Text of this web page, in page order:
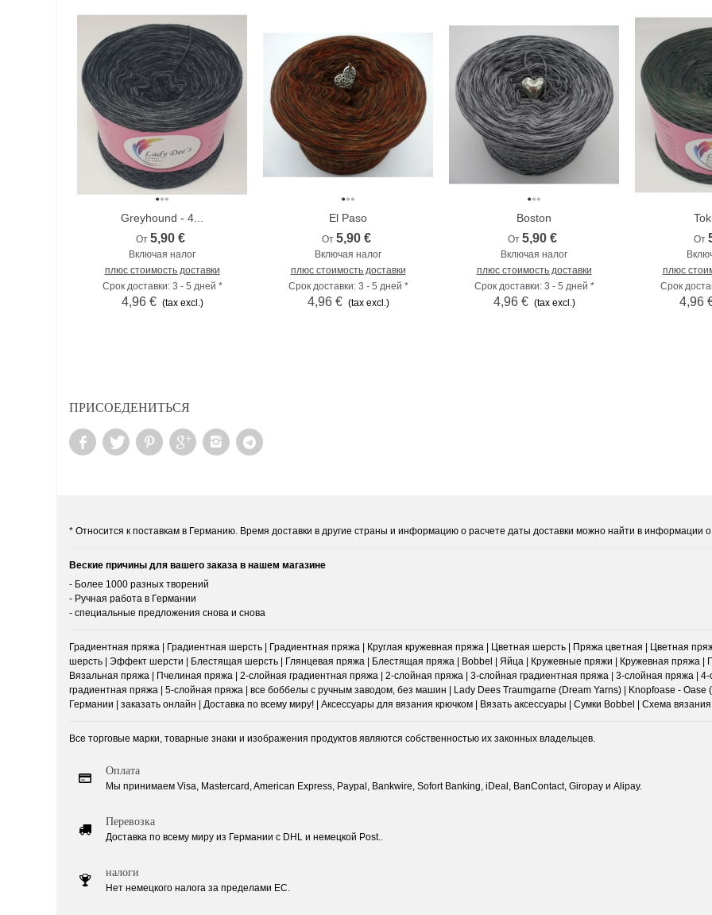
Greyhound - 4...
От 5,90 €
Включая налог
плюс стоимость доставки
Срок доставки: 3 - 5 дней *
4,96 € (tax excl.)
El Paso
От 5,90 €
Включая налог
плюс стоимость доставки
Срок доставки: 3 - 5 дней *
4,96 € (tax excl.)
Boston
От 5,90 €
Включая налог
плюс стоимость доставки
Срок доставки: 3 - 5 дней *
4,96 € (tax excl.)
От
плюс
Срок
4,96
ПРИСОЕДЕНИТЬСЯ
* Относится к поставкам в Германию. Время доставки в другие страны и информацию о расчете даты доставки можно найти в информации о
Веские причины для вашего заказа в нашем магазине
- Более 1000 разных творений
- Ручная работа в Германии
- специальные предложения снова и снова
Градиентная пряжа | Градиентная шерсть | Градиентная пряжа | Круглая кружевная пряжа | Цветная шерсть | Пряжа цветная | Цветная
шерсть | Эффект шерсти | Блестящая шерсть | Глянцевая пряжа | Блестящая пряжа | Bobbel | Яйца | Кружевные пряжи | Кружевная пряжа |
Вязальная пряжа | Пчелиная пряжа | 2-слойная градиентная пряжа | 2-слойная пряжа | 3-слойная градиентная пряжа | 3-слойная пряжа |
градиентная пряжа | 5-слойная пряжа | все боббелы с ручным заводом, без машин | Lady Dees Traumgarne (Dream Yarns) | Knopfoase -
Германии | заказать онлайн | Доставка по всему миру! | Аксессуары для вязания крючком | Вязать аксессуары | Сумки Bobbel | Схема
Все торговые марки, товарные знаки и изображения продуктов являются собственностью их законных владельцев.
Оплата
Мы принимаем Visa, Mastercard, American Express, Paypal, Bankwire, Sofort Banking, iDeal, BanContact, Giropay и Alipay.
Перевозка
Доставка по всему миру из Германии с DHL и немецкой Post..
налоги
Нет немецкого налога за пределами ЕС.